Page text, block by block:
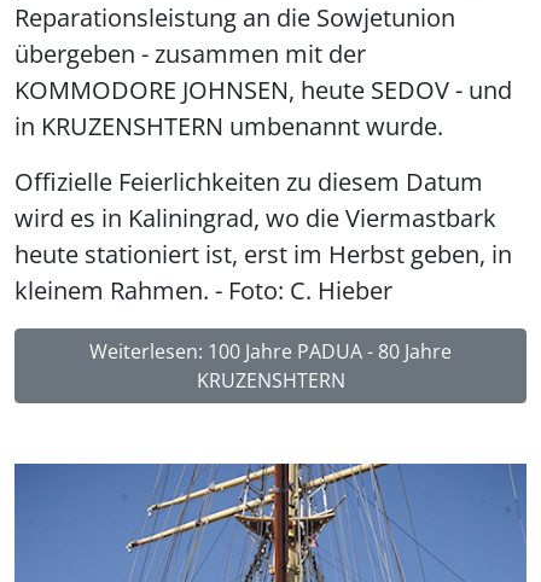
Reparationsleistung an die Sowjetunion
übergeben - zusammen mit der
KOMMODORE JOHNSEN, heute SEDOV - und
in KRUZENSHTERN umbenannt wurde.
Offizielle Feierlichkeiten zu diesem Datum
wird es in Kaliningrad, wo die Viermastbark
heute stationiert ist, erst im Herbst geben, in
kleinem Rahmen. - Foto: C. Hieber
Weiterlesen: 100 Jahre PADUA - 80 Jahre
KRUZENSHTERN